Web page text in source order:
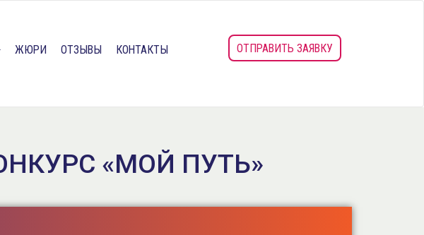
ЖЮРИ ОТЗЫВЫ КОНТАКТЫ ОТПРАВИТЬ ЗАЯВКУ
«МОЙ ПУТЬ»